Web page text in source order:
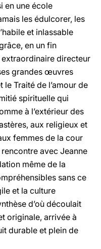
en une école
les édulcorer, les
et inlassable
en un fin
directeur
grandes œuvres
le Traité de l’amour de
spirituelle qui
à l’extérieur des
aux religieux et
femmes de la cour
avec Jeanne
même de la
sans ce
et la culture
d’où découlait
originale, arrivée à
durable et plein de